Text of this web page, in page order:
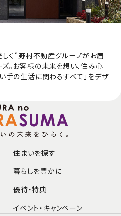
しく”野村不動産グループがお届
ズ。お客様の未来を想い、住み心
手の生活に関わるすべて」をデザ
住まいを探す
暮らしを豊かに
優待・特典
イベント・ キャンペーン